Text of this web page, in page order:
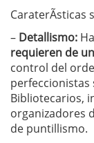
CaraterÃ­sticas
– Detallismo:
requieren de
control del
perfeccionistas
Bibliotecarios,
organizadores
de puntillismo.